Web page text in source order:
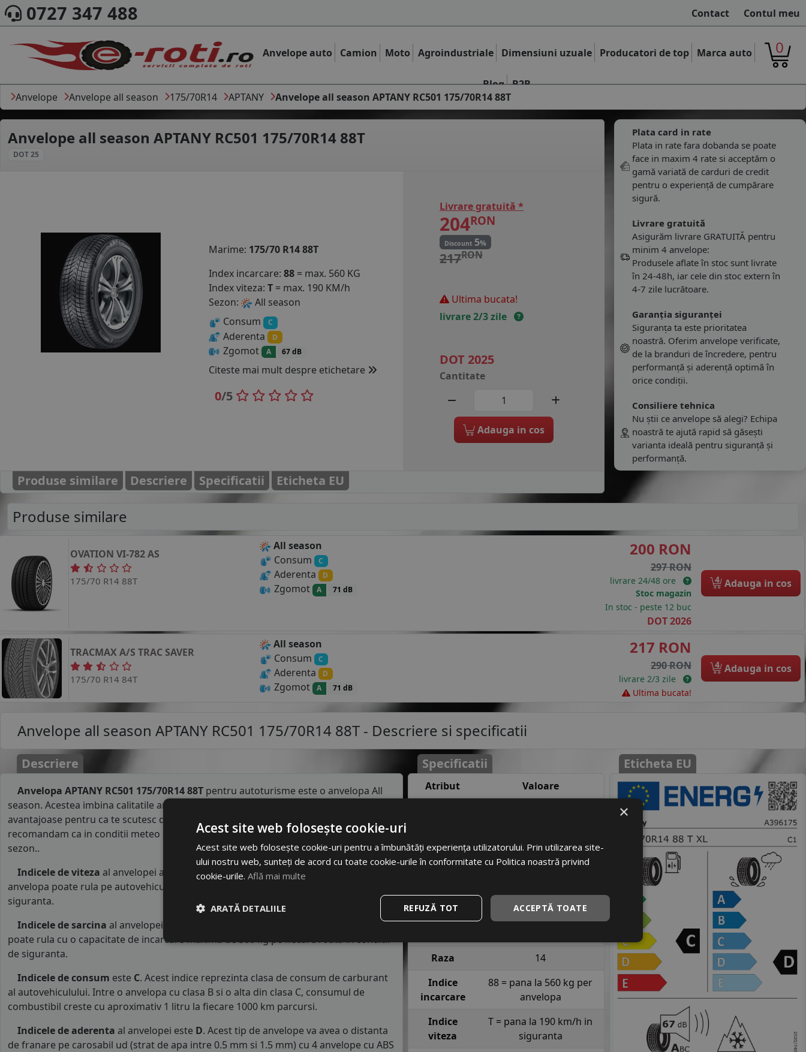
0727 347 488 Contact Contul meu
Anvelope auto Camion Moto Agroindustriale Dimensiuni uzuale Producatori de top Marca auto
Blog B2B
0
Anvelope Anvelope all season 175/70R14 APTANY Anvelope all season APTANY RC501 175/70R14 88T
Anvelope all season APTANY RC501 175/70R14 88T
DOT 25
Marime: 175/70 R14 88T
Index incarcare: 88 = max. 560 KG
Index viteza: T = max. 190 KM/h
Sezon:
All season
Consum
C
Aderenta D
Zgomot A 67 dB
Citeste mai mult despre etichetare
0/5
Livrare gratuită *
204RON
Discount 5%
217RON
Ultima bucata!
livrare 2/3 zile
DOT 2025
Cantitate
Adauga in cos
Plata card in rate
Plata in rate fara dobanda se poate
face in maxim 4 rate si acceptăm o
gamă variată de carduri de credit
pentru o experiență de cumpărare
sigură.
Livrare gratuită
Asigurăm livrare GRATUITĂ pentru
minim 4 anvelope:
Produsele aflate în stoc sunt livrate
în 24-48h, iar cele din stoc extern în
4-7 zile lucrătoare.
Garanția siguranței
Siguranța ta este prioritatea
noastră. Oferim anvelope verificate,
de la branduri de încredere, pentru
performanță și aderență optimă în
orice condiții.
Consiliere tehnica
Nu știi ce anvelope să alegi? Echipa
noastră te ajută rapid să găsești
varianta ideală pentru siguranță și
performanță.
Produse similare Descriere Specificatii Eticheta EU
Produse similare
OVATION VI-782 AS
175/70 R14 88T
All season
Consum
C
Aderenta D
Zgomot A 71 dB
200 RON
297 RON
livrare 24/48 ore
Stoc magazin
In stoc - peste 12 buc
DOT 2026
4 Adauga in cos
TRACMAXA/S TRAC SAVER
175/70 R14 84T
All season
Consum
C
Aderenta D
Zgomot A 71 dB
217 RON
290 RON
livrare 2/3 zile
Ultima bucata!
4 Adauga in cos
Anvelope all season APTANY RC501 175/70R14 88T - Descriere si specificatii
Descriere
Anvelopa APTANY RC501 175/70R14 88T pentru autoturisme este o anvelopa All
season. Acestea imbina calitatile anvelopelor de vara si a celor de iarna fiind
avantajoase pentru ca te scutesc de schimbul intre sezoane. Cu toate acestea, iti
recomandam ca in conditii meteo extreme sa folosesti cate un set destinat fiecarui
sezon..
Indicele de viteza al anvelopei all seasonAPTANY este T. Acest indice confirma ca
anvelopa poate rula pe autovehicule o viteza maxima de 190 km/h in conditii de
siguranta.
Indicele de sarcina al anvelopei este
. Acest indice semnifica faptul ca anvelopa
poate rula cu o capacitate de incarcare maxima de 560 kg pe fiecare roata in conditii
de siguranta.
Indicele de consum este C. Acest indice reprezinta clasa de consum de carburant
al autovehiculului. Intre o anvelopa cu clasa B si o alta din clasa C, consumul de
combustibil creste cu aproximativ 1 litru la fiecare 1000 km parcursi.
Indicele de aderenta al anvelopei este D. Acest tip de anvelope va avea o distanta
de franare pe carosabil ud (strat de apa intre 0.5 mm si 1.5 mm) cu 4 anvelope cu ABS
Specificatii
Atribut
Valoare
Brand
APTANY
Latime
175
Raza
14
Indice
incarcare
88 = pana la 560 kg per
anvelopa
Indice
viteza
T = pana la 190 km/h in
siguranta
Eticheta EU
×
Acest site web folosește cookie-uri
Acest site web folosește cookie-uri pentru a îmbunătăți experiența utilizatorului. Prin utilizarea site-
ului nostru web, sunteți de acord cu toate cookie-urile în conformitate cu Politica noastră privind
cookie-urile. Află mai multe
ACCEPTĂ TOATE
REFUZĂ TOT
ARATĂ DETALIILE